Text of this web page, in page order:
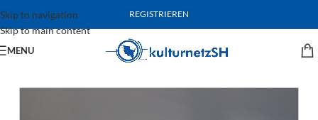
Skip to navigation
Skip to main content
REGISTRIEREN
MENU